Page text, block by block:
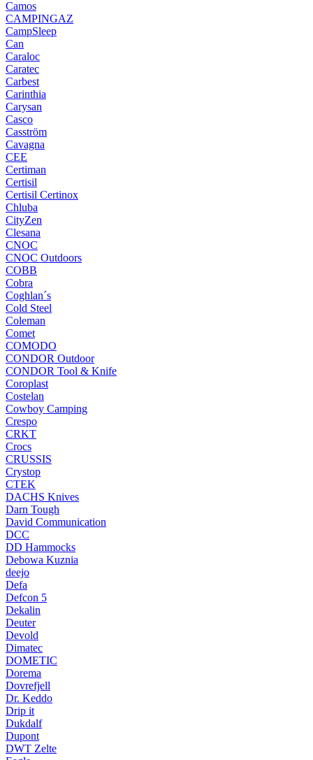
Camos
CAMPINGAZ
CampSleep
Can
Caraloc
Caratec
Carbest
Carinthia
Carysan
Casco
Casström
Cavagna
CEE
Certiman
Certisil
Certisil Certinox
Chluba
CityZen
Clesana
CNOC
CNOC Outdoors
COBB
Cobra
Coghlan´s
Cold Steel
Coleman
Comet
COMODO
CONDOR Outdoor
CONDOR Tool & Knife
Coroplast
Costelan
Cowboy Camping
Crespo
CRKT
Crocs
CRUSSIS
Crystop
CTEK
DACHS Knives
Darn Tough
David Communication
DCC
DD Hammocks
Debowa Kuznia
deejo
Defa
Defcon 5
Dekalin
Deuter
Devold
Dimatec
DOMETIC
Dorema
Dovrefjell
Dr. Keddo
Drip it
Dukdalf
Dupont
DWT Zelte